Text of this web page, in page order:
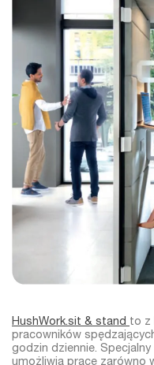
HushWork.sit & stand to z
pracowników
godzin dziennie.
umożliwia pracę zarówno